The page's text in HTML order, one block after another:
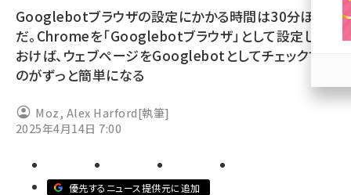
note (2312)
セミナー (2303)
z世代 (1622)
llmo (1161)
Googlebotブラウザの設定にかかる時間は30分ほど
だ。Chromeを「Googlebotブラウザ」として設定して
おけば、ウェブページをGooglebotとしてチェックする
のがずっと簡単になる
Moz , Alex Harford[執筆]
2025年4月14日 7:00
優先するニュース提供元に追加